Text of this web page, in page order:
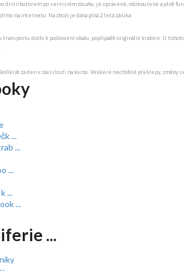
distributorem po servisním zásahu, je opravené, odzkoušené a plně
na internetu. Na zboží je dána plná 2 letá záruka.
transportu došlo k poškození obalu, popřípadě originální krabice. U
za den v závislosti na kurzu. Veškeré nechtěné překlepy, změny
...
...
...
...
...
...